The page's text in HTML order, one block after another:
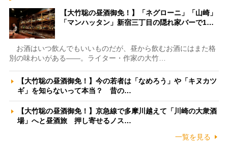
【大竹聡の昼酒御免！】「ネグローニ」「山崎」
「マンハッタン」新宿三丁目の隠れ家バーで1…
お酒はいつ飲んでもいいものだが、昼から飲むお酒にはまた格
別の味わいがある――。ライター・作家の大竹…
【大竹聡の昼酒御免！】今の若者は「なめろう」や「キヌカツ
ギ」を知らないって本当？ 昔の…
【大竹聡の昼酒御免！】京急線で多摩川越えて「川崎の大衆酒
場」へと昼酒旅 押し寄せるノス…
一覧を見る